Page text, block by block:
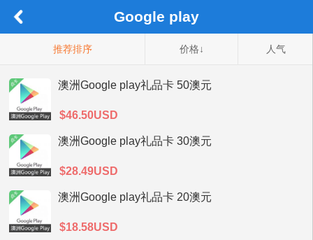
Google play
推荐排序 价格↓ 人气
澳洲Google play礼品卡 50澳元
$46.50USD
澳洲Google play礼品卡 30澳元
$28.49USD
澳洲Google play礼品卡 20澳元
$18.58USD